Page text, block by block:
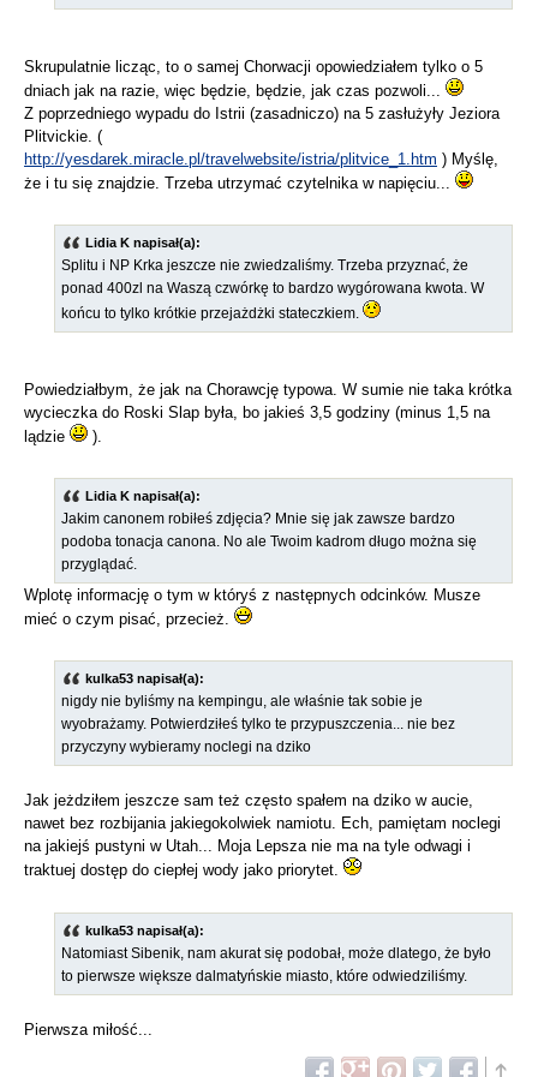
Skrupulatnie licząc, to o samej Chorwacji opowiedziałem tylko o 5
dniach jak na razie, więc będzie, będzie, jak czas pozwoli...
Z poprzedniego wypadu do Istrii (zasadniczo) na 5 zasłużyły Jeziora
Plitvickie. (
http://yesdarek.miracle.pl/travelwebsite/istria/plitvice_1.htm ) Myślę,
że i tu się znajdzie. Trzeba utrzymać czytelnika w napięciu...
Lidia K napisał(a):
Splitu i NP Krka jeszcze nie zwiedzaliśmy. Trzeba przyznać, że
ponad 400zl na Waszą czwórkę to bardzo wygórowana kwota. W
końcu to tylko krótkie przejażdżki stateczkiem.
Powiedziałbym, że jak na Chorawcję typowa. W sumie nie taka krótka
wycieczka do Roski Slap była, bo jakieś 3,5 godziny (minus 1,5 na
lądzie
).
Lidia K napisał(a):
Jakim canonem robiłeś zdjęcia? Mnie się jak zawsze bardzo
podoba tonacja canona. No ale Twoim kadrom długo można się
przyglądać.
Wplotę informację o tym w któryś z następnych odcinków. Musze
mieć o czym pisać, przecież.
kulka53 napisał(a):
nigdy nie byliśmy na kempingu, ale właśnie tak sobie je
wyobrażamy. Potwierdziłeś tylko te przypuszczenia... nie bez
przyczyny wybieramy noclegi na dziko
Jak jeżdziłem jeszcze sam też często spałem na dziko w aucie,
nawet bez rozbijania jakiegokolwiek namiotu. Ech, pamiętam noclegi
na jakiejś pustyni w Utah... Moja Lepsza nie ma na tyle odwagi i
traktuej dostęp do ciepłej wody jako priorytet.
kulka53 napisał(a):
Natomiast Sibenik, nam akurat się podobał, może dlatego, że było
to pierwsze większe dalmatyńskie miasto, które odwiedziliśmy.
Pierwsza miłość...